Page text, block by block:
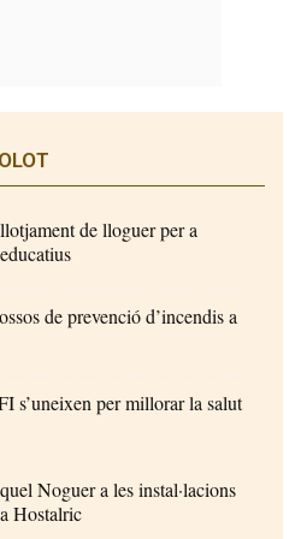
de lloguer per a
de prevenció d’incendis a
s’uneixen per millorar la salut
Noguer a les instal·lacions
Hostalric